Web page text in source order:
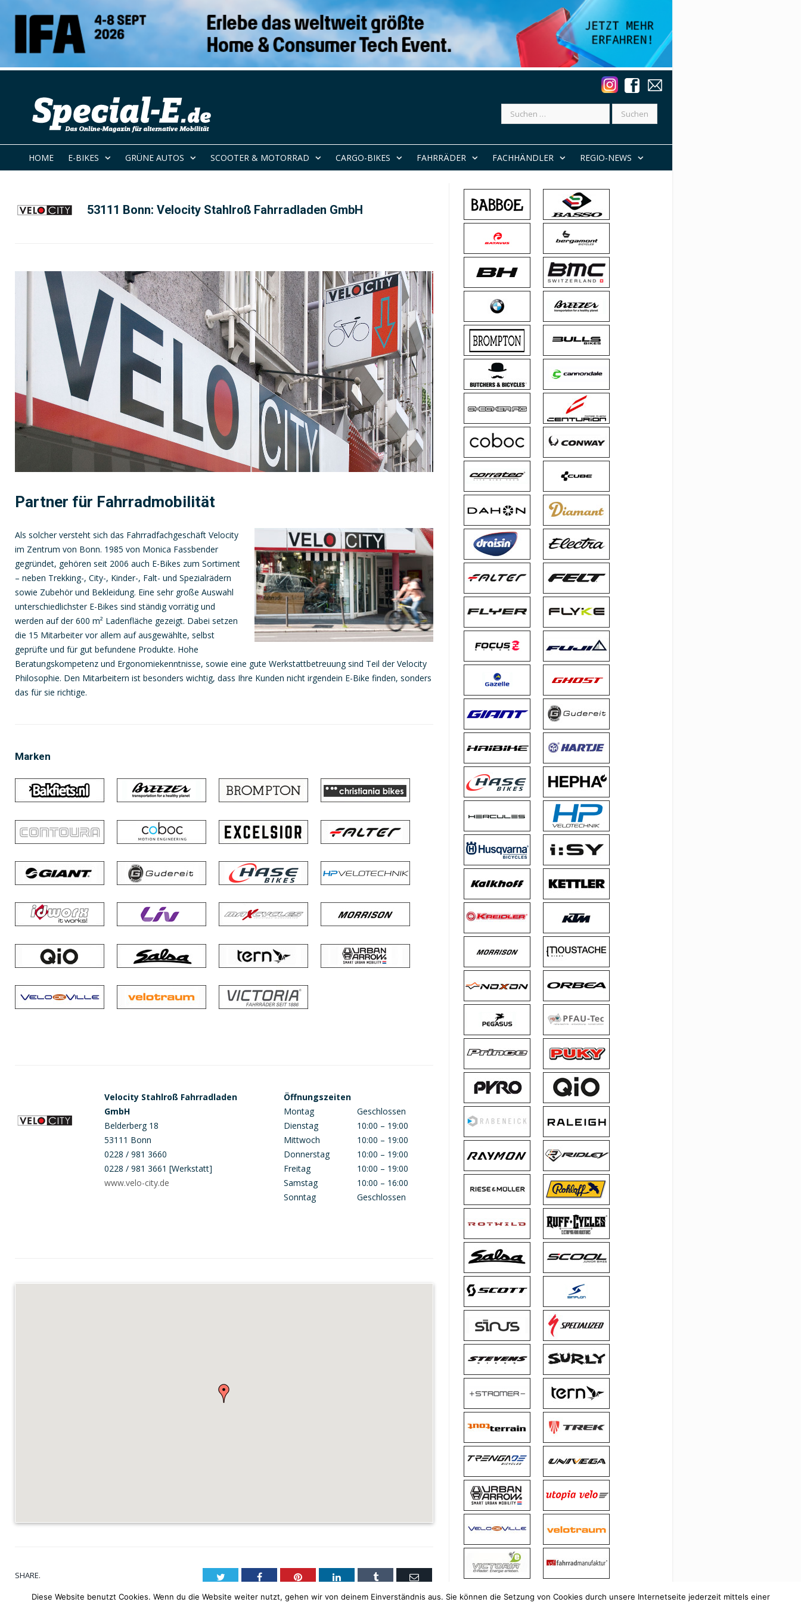
Suchen
HOME E-BIKES GRÜNE AUTOS SCOOTER & MOTORRAD CARGO-BIKES FAHRRÄDER FACHHÄNDLER REGIO-NEWS
53111 Bonn: Velocity Stahlroß Fahrradladen GmbH
Partner für Fahrradmobilität
Als solcher versteht sich das Fahrradfachgeschäft Velocity
im Zentrum von Bonn. 1985 von Monica Fassbender
gegründet, gehören seit 2006 auch E-Bikes zum Sortiment
– neben Trekking-, City-, Kinder-, Falt- und Spezialrädern
sowie Zubehör und Bekleidung. Eine sehr große Auswahl
unterschiedlichster E-Bikes sind ständig vorrätig und
werden auf der 600 m² Ladenfläche gezeigt. Dabei setzen
die 15 Mitarbeiter vor allem auf ausgewählte, selbst
geprüfte und für gut befundene Produkte. Hohe
Beratungskompetenz und Ergonomiekenntnisse, sowie eine gute Werkstattbetreuung sind Teil der Velocity
Philosophie. Den Mitarbeitern ist besonders wichtig, dass Ihre Kunden nicht irgendein E-Bike finden, sonders
das für sie richtige.
Marken
Velocity Stahlroß Fahrradladen
GmbH
Belderberg 18
53111 Bonn
0228 / 981 3660
0228 / 981 3661 [Werkstatt]
www.velo-city.de
Öffnungszeiten
Montag
Geschlossen
Dienstag
10:00 – 19:00
Mittwoch
10:00 – 19:00
Donnerstag
10:00 – 19:00
Freitag
10:00 – 19:00
Samstag
10:00 – 16:00
Sonntag
Geschlossen
SHARE. Twitter Facebook Pinterest LinkedIn Tumblr Email
Diese Website benutzt Cookies. Wenn du die Website weiter nutzt, gehen wir von deinem Einverständnis aus. Sie können die Setzung von Cookies durch unsere Internetseite jederzeit mittels einer